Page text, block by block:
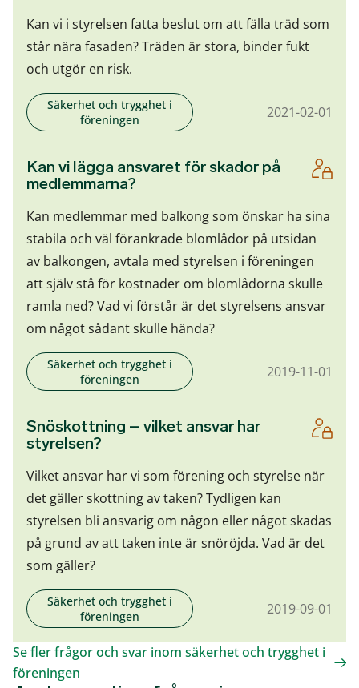
Kan vi i styrelsen fatta beslut om att fälla träd som
står nära fasaden? Träden är stora, binder fukt
och utgör en risk.
Säkerhet och trygghet i
föreningen
2021-02-01
Kan vi lägga ansvaret för skador på
medlemmarna?
Kan medlemmar med balkong som önskar ha sina
stabila och väl förankrade blomlådor på utsidan
av balkongen, avtala med styrelsen i föreningen
att själv stå för kostnader om blomlådorna skulle
ramla ned? Vad vi förstår är det styrelsens ansvar
om något sådant skulle hända?
Säkerhet och trygghet i
föreningen
2019-11-01
Snöskottning – vilket ansvar har
styrelsen?
Vilket ansvar har vi som förening och styrelse när
det gäller skottning av taken? Tydligen kan
styrelsen bli ansvarig om någon eller något skadas
på grund av att taken inte är snöröjda. Vad är det
som gäller?
Säkerhet och trygghet i
föreningen
2019-09-01
Se fler frågor och svar inom säkerhet och trygghet i
föreningen